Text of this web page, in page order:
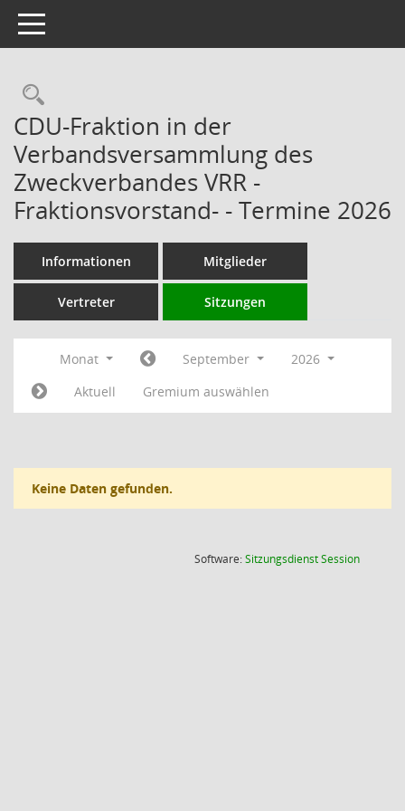
Toggle navigation
Rechercheauswahl
CDU-Fraktion in der
Verbandsversammlung des
Zweckverbandes VRR -
Fraktionsvorstand- - Termine 2026
Informationen Mitglieder
Vertreter Sitzungen
Monat September
2026
Aktuell
Gremium auswählen
Keine Daten gefunden.
Software:SitzungsdienstSession(Wird in